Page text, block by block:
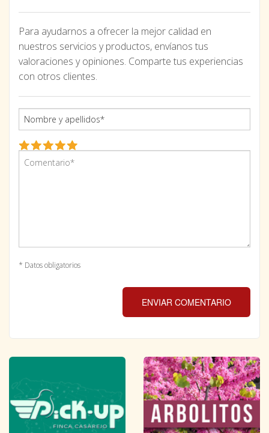
Para ayudarnos a ofrecer la mejor calidad en
nuestros servicios y productos, envíanos tus
valoraciones y opiniones. Comparte tus experiencias
con otros clientes.
* Datos obligatorios
ENVIAR COMENTARIO